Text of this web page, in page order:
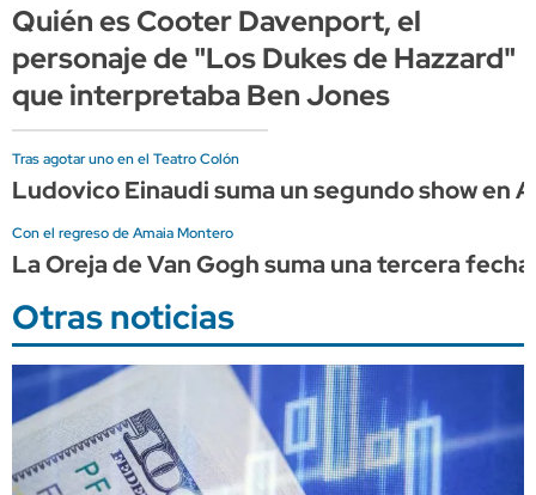
Quién es Cooter Davenport, el
personaje de "Los Dukes de Hazzard"
que interpretaba Ben Jones
Tras agotar uno en el Teatro Colón
Ludovico Einaudi suma un segundo show en
Con el regreso de Amaia Montero
La Oreja de Van Gogh suma una tercera
Otras noticias